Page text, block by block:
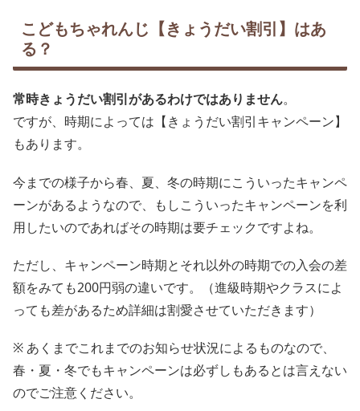
こどもちゃれんじ【きょうだい割引】はあ
る？
常時きょうだい割引があるわけではありません。
ですが、時期によっては【きょうだい割引キャンペーン】
もあります。
今までの様子から春、夏、冬の時期にこういったキャンペ
ーンがあるようなので、もしこういったキャンペーンを利
用したいのであればその時期は要チェックですよね。
ただし、キャンペーン時期とそれ以外の時期での入会の差
額をみても200円弱の違いです。（進級時期やクラスによ
っても差があるため詳細は割愛させていただきます）
※ あくまでこれまでのお知らせ状況によるものなので、
春・夏・冬でもキャンペーンは必ずしもあるとは言えない
のでご注意ください。